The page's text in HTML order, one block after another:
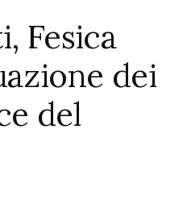
Fesica
dei
del